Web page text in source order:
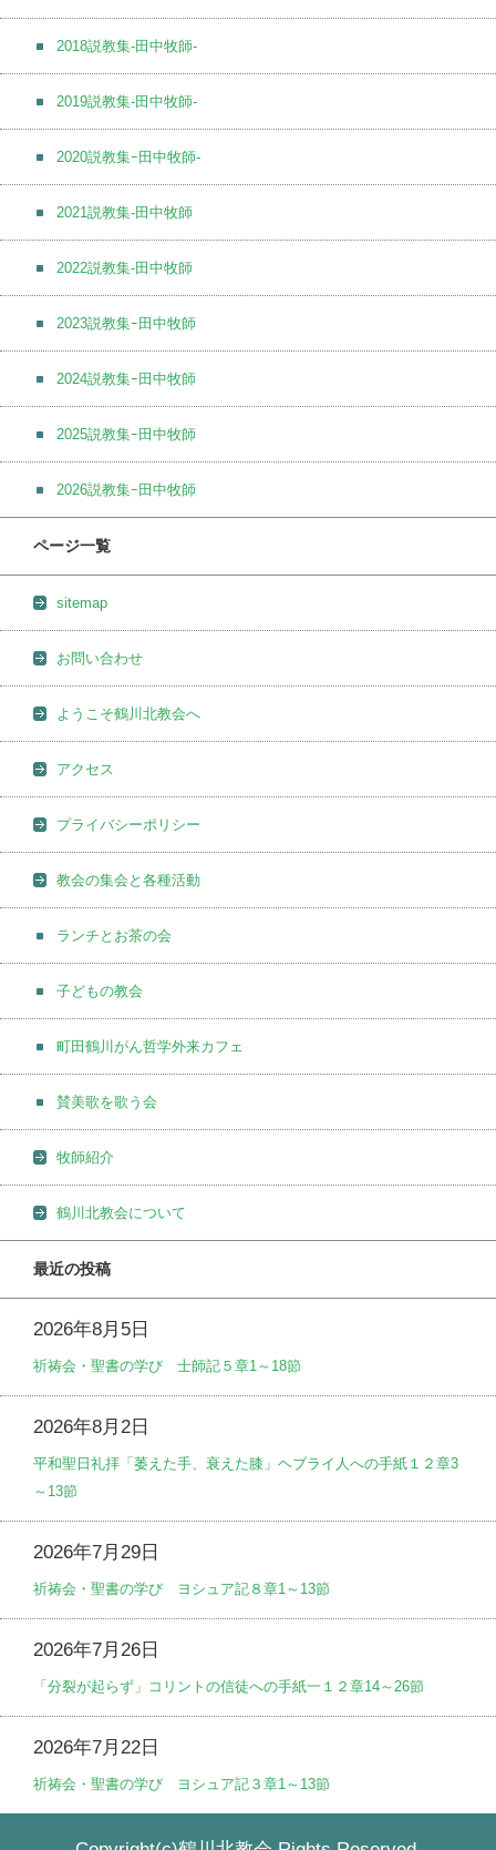
2018説教集-田中牧師-
2019説教集-田中牧師-
2020説教集ｰ田中牧師-
2021説教集-田中牧師
2022説教集-田中牧師
2023説教集ｰ田中牧師
2024説教集ｰ田中牧師
2025説教集ｰ田中牧師
2026説教集ｰ田中牧師
ページ一覧
sitemap
お問い合わせ
ようこそ鶴川北教会へ
アクセス
プライバシーポリシー
教会の集会と各種活動
ランチとお茶の会
子どもの教会
町田鶴川がん哲学外来カフェ
賛美歌を歌う会
牧師紹介
鶴川北教会について
最近の投稿
2026年8月5日
祈祷会・聖書の学び 士師記５章1～18節
2026年8月2日
平和聖日礼拝「萎えた手、衰えた膝」ヘブライ人への手紙１２章3
～13節
2026年7月29日
祈祷会・聖書の学び ヨシュア記８章1～13節
2026年7月26日
「分裂が起らず」コリントの信徒への手紙一１２章14～26節
2026年7月22日
祈祷会・聖書の学び ヨシュア記３章1～13節